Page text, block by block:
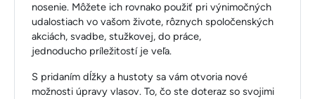
nosenie. Môžete ich rovnako použiť pri výnimočných
udalostiach vo vašom živote, rôznych spoločenských
akciách, svadbe, stužkovej, do práce,
jednoducho príležitostí je veľa.
S pridaním dĺžky a hustoty sa vám otvoria nové
možnosti úpravy vlasov. To, čo ste doteraz so svojimi